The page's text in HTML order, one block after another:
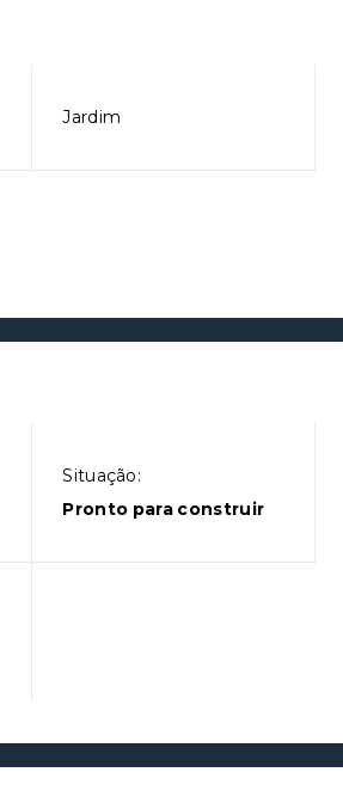
Jardim
Situação:
Pronto para construir